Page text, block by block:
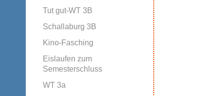
Tut gut-WT 3B
Schallaburg 3B
Kino-Fasching
Eislaufen zum
Semesterschluss
WT 3a